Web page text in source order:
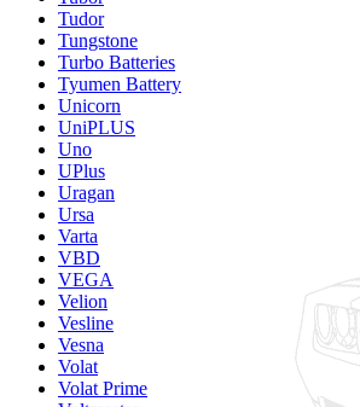
Tudor
Tungstone
Turbo Batteries
Tyumen Battery
Unicorn
UniPLUS
Uno
UPlus
Uragan
Ursa
Varta
VBD
VEGA
Velion
Vesline
Vesna
Volat
Volat Prime